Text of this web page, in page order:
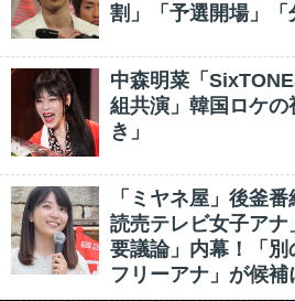
割」「予選開場」「
中森明菜「
組共演」韓国ロケ
き」
「ミヤネ屋」後釜
読売テレビ女子ア
要議論」内幕！「
フリーアナ」が候補